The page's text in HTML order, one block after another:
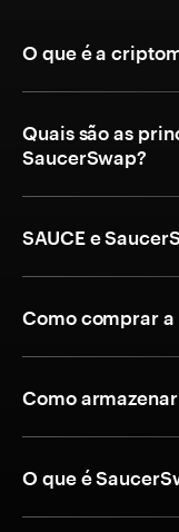
O que é a
Quais são as
SaucerSwap?
SAUCE e
Como comprar
Como
O que é